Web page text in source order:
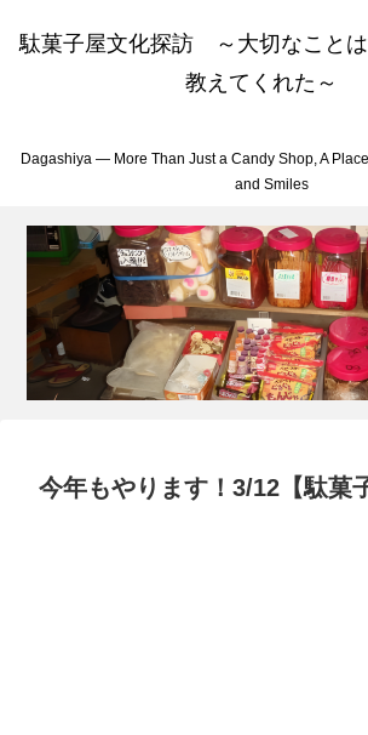
駄菓子屋文化探訪 ～大切なこと
教えてくれた～
Dagashiya — More Than Just a Candy Shop, A
and Smiles
今年もやります！3/12【駄菓